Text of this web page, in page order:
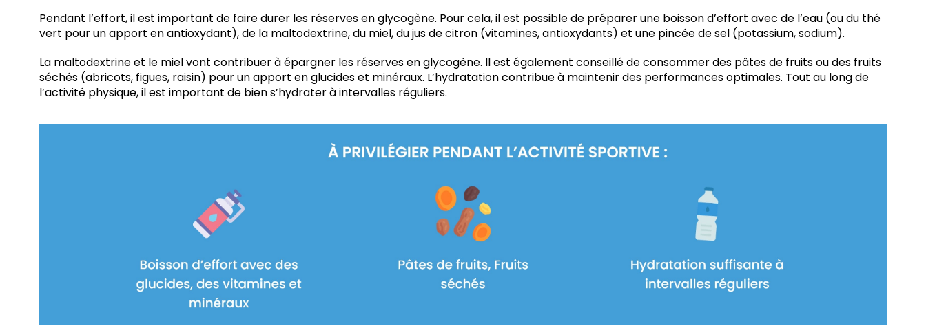
Pendant l’effort, il est important de faire durer les réserves en glycogène. Pour cela, il est possible de préparer une boisson d’effort avec de l’eau (ou du thé
vert pour un apport en antioxydant), de la maltodextrine, du miel, du jus de citron (vitamines, antioxydants) et une pincée de sel (potassium, sodium).
La maltodextrine et le miel vont contribuer à épargner les réserves en glycogène. Il est également conseillé de consommer des pâtes de fruits ou des fruits
séchés (abricots, figues, raisin) pour un apport en glucides et minéraux. L’hydratation contribue à maintenir des performances optimales. Tout au long de
l’activité physique, il est important de bien s’hydrater à intervalles réguliers.